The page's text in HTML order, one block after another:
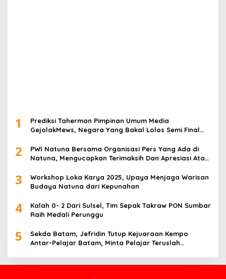
1
Prediksi Taherman Pimpinan Umum Media
GejolakMews, Negara Yang Bakal Lolos Semi Final
2
PWI Natuna Bersama Organisasi Pers Yang Ada di
Natuna, Mengucapkan Terimaksih Dan Apresiasi Atas
dan Insan Pers
3
Workshop Loka Karya 2025, Upaya Menjaga Warisan
Budaya Natuna dari Kepunahan
4
Kalah 0- 2 Dari Sulsel, Tim Sepak Takraw PON Sumbar
Raih Medali Perunggu
5
Sekda Batam, Jefridin Tutup Kejuaraan Kempo
Antar-Pelajar Batam, Minta Pelajar Teruslah